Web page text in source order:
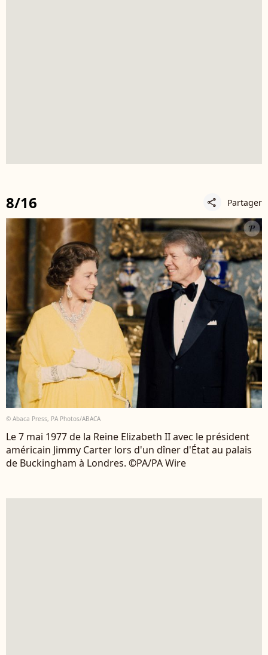
8/16 share Partager
© Abaca Press, PA Photos/ABACA
Le 7 mai 1977 de la Reine Elizabeth II avec le président
américain Jimmy Carter lors d'un dîner d'État au palais
de Buckingham à Londres. ©PA/PA Wire